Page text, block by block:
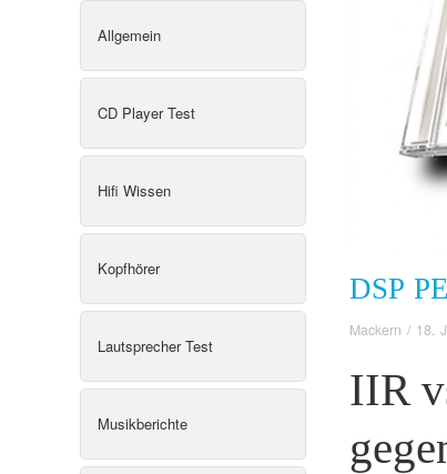
Allgemein
CD Player Test
Hifi Wissen
Kopfhörer
Lautsprecher Test
Musikberichte
DSP
Mackern / 18.
IIR